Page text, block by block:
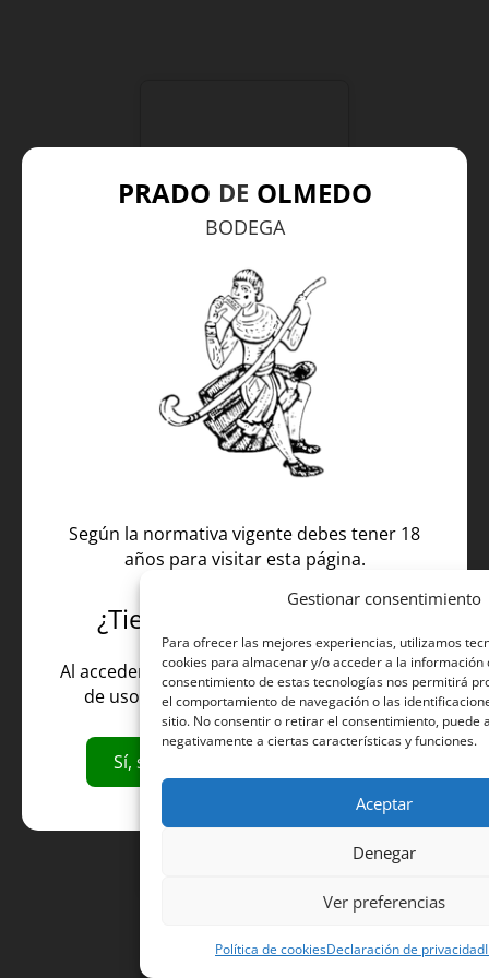
Gestionar consentimiento
Para ofrecer las mejores experiencias, utilizamos
cookies para almacenar y/o acceder a la información
consentimiento de estas tecnologías nos permitirá
el comportamiento de navegación o las
sitio. No consentir o retirar el consentimiento, puede
negativamente a ciertas características y funciones.
Aceptar
Denegar
Ver preferencias
Política de cookiesDeclaración de privacidad
PRADO DE OLMEDO
BODEGA
Según la normativa vigente debes tener 18
años para visitar esta página.
¿Tienes más de 18 años?
Al acceder al sitio, acepta nuestros Términos
de uso y nuestra Política de privacidad.
Sí, soy mayor de 18